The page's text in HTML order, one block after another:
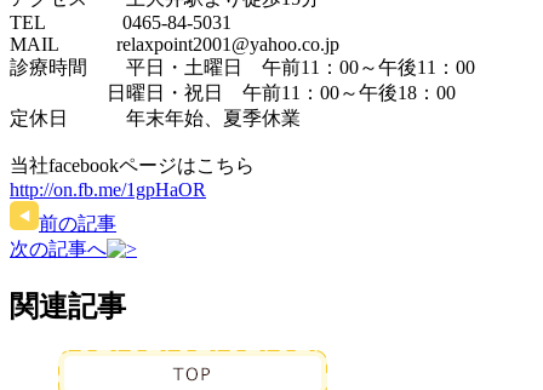
TEL 0465-84-5031
MAIL relaxpoint2001@yahoo.co.jp
診療時間 平日・土曜日 午前11：00～午後11：00
日曜日・祝日 午前11：00～午後18：00
定休日 年末年始、夏季休業
当社facebookページはこちら
http://on.fb.me/1gpHaOR
前の記事
次の記事へ
関連記事